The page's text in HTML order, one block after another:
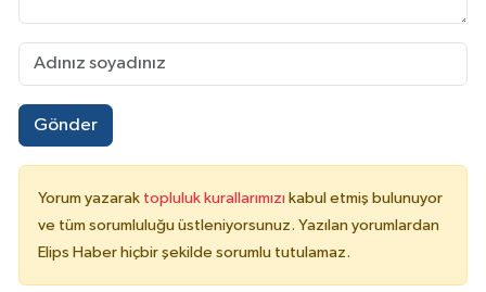
Gönder
Yorum yazarak topluluk kurallarımızı kabul etmiş bulunuyor
ve tüm sorumluluğu üstleniyorsunuz. Yazılan yorumlardan
Elips Haber hiçbir şekilde sorumlu tutulamaz.